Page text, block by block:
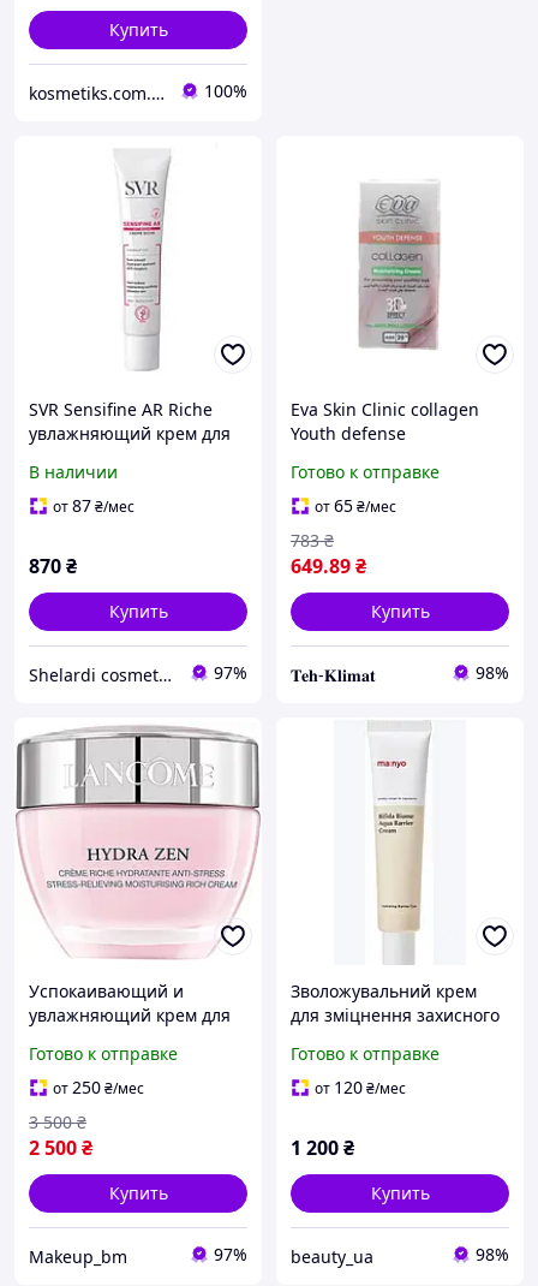
Купить
kosmetiks.com.ua 100%
SVR Sensifine AR Riche
увлажняющий крем для
лица, склонной к
покраснению, розацеа
В наличии
от87₴/мес
870₴
Купить
Shelardi cosmetics 97%
Eva Skin Clinic collagen
Youth defense
коллагеном для молодой
кожи. Специальная
формула 3Д
Готово к отправке
от65₴/мес
649.89₴
783 ₴
Купить
𝐓𝐞𝐡-𝐊𝐥𝐢𝐦𝐚𝐭 98%
Успокаивающий и
увлажняющий крем для
Lancome Hydra Zen Anti-
Stress Moisturising Rich
Cream 50ml (11804-2)
Готово к отправке
от250₴/мес
2 500₴
3 500 ₴
Купить
Makeup_bm 97%
Зволожувальний крем
для зміцнення захисного
Bifida Biome Aqua Barrier
Cream 80ml
Готово к отправке
от 120₴/мес
1 200₴
Купить
beauty_ua 98%